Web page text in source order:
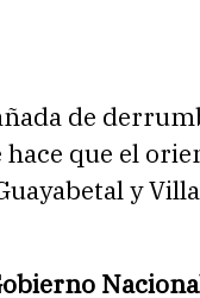
de
que el
y